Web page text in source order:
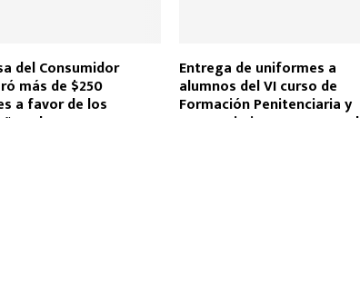
del Consumidor
más de $250
a favor de los
durante 2025
Entrega de uniformes a
alumnos del VI curso de
Formación Penitenciaria y
reconocimiento a personal